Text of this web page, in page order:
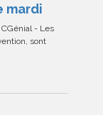
mardi
- Les
sont